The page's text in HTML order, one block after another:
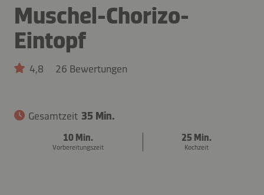
Muschel-Chorizo-
Eintopf
4,8 26 Bewertungen
Gesamtzeit 35 Min.
10 Min.
Vorbereitungszeit
25 Min.
Kochzeit